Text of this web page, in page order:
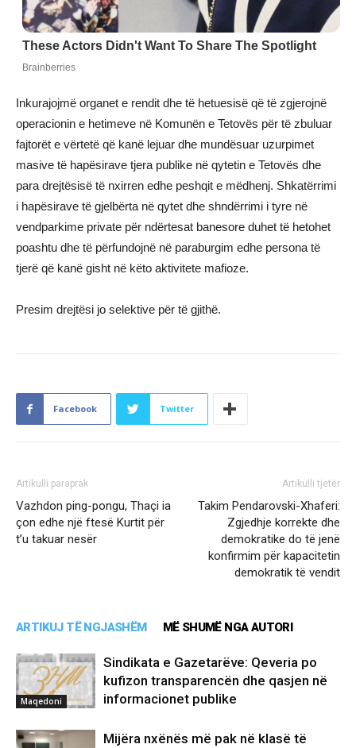
Inkurajojmë organet e rendit dhe të hetuesisë që të zgjerojnë
operacionin e hetimeve në Komunën e Tetovës për të zbuluar
fajtorët e vërtetë që kanë lejuar dhe mundësuar uzurpimet
masive të hapësirave tjera publike në qytetin e Tetovës dhe
para drejtësisë të nxirren edhe peshqit e mëdhenj. Shkatërrimi
i hapësirave të gjelbërta në qytet dhe shndërrimi i tyre në
vendparkime private për ndërtesat banesore duhet të hetohet
poashtu dhe të përfundojnë në paraburgim edhe persona të
tjerë që kanë gisht në këto aktivitete mafioze.
Presim drejtësi jo selektive për të gjithë.
Facebook Twitter
Artikulli paraprak
Vazhdon ping-pongu, Thaçi ia
çon edhe një ftesë Kurtit për
t’u takuar nesër
Artikulli tjetër
Takim Pendarovski-Xhaferi:
Zgjedhje korrekte dhe
demokratike do të jenë
konfirmim për kapacitetin
demokratik të vendit
ARTIKUJ TË NGJASHËM MË SHUMË NGA AUTORI
Maqedoni
Sindikata e Gazetarëve: Qeveria po
kufizon transparencën dhe qasjen në
informacionet publike
Mijëra nxënës më pak në klasë të